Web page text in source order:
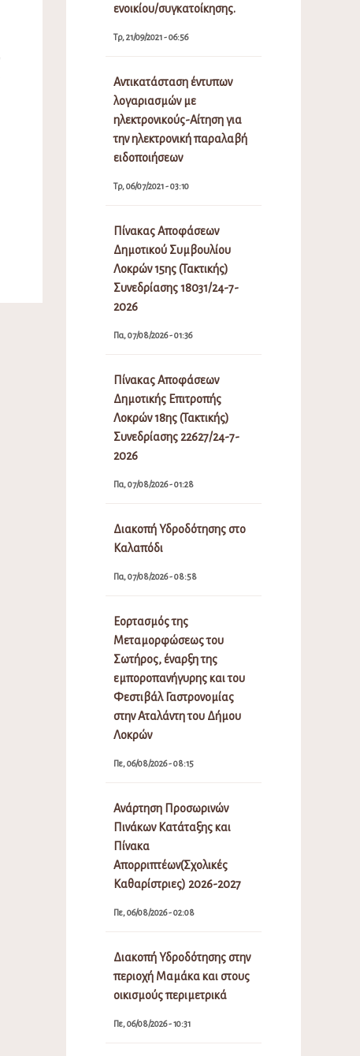
ενοικίου/συγκατοίκησης.
Τρ, 21/09/2021 - 06:56
Αντικατάσταση έντυπων
λογαριασμών με
ηλεκτρονικούς-Αίτηση για
την ηλεκτρονική παραλαβή
ειδοποιήσεων
Τρ, 06/07/2021 - 03:10
Πίνακας Αποφάσεων
Δημοτικού Συμβουλίου
Λοκρών 15ης (Τακτικής)
Συνεδρίασης 18031/24-7-
2026
Πα, 07/08/2026 - 01:36
Πίνακας Αποφάσεων
Δημοτικής Επιτροπής
Λοκρών 18ης (Τακτικής)
Συνεδρίασης 22627/24-7-
2026
Πα, 07/08/2026 - 01:28
Διακοπή Υδροδότησης στο
Καλαπόδι
Πα, 07/08/2026 - 08:58
Εορτασμός της
Μεταμορφώσεως του
Σωτήρος, έναρξη της
εμποροπανήγυρης και του
Φεστιβάλ Γαστρονομίας
στην Αταλάντη του Δήμου
Λοκρών
Πε, 06/08/2026 - 08:15
Ανάρτηση Προσωρινών
Πινάκων Κατάταξης και
Πίνακα
Απορριπτέων(Σχολικές
Καθαρίστριες) 2026-2027
Πε, 06/08/2026 - 02:08
Διακοπή Υδροδότησης στην
περιοχή Μαμάκα και στους
οικισμούς περιμετρικά
Πε, 06/08/2026 - 10:31